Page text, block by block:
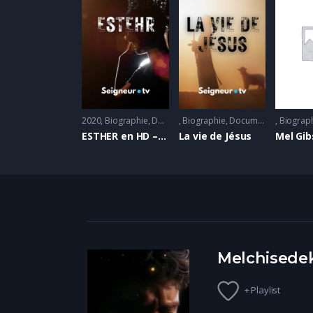
2020 Biographie, Documentaire ,Evangile
ESTHER en HD – Film Chrétien
Biographie, Documentaire ,
La vie de Jésus
+ Playlist